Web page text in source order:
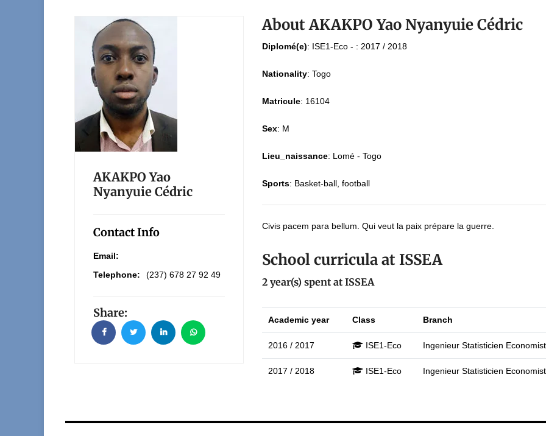
AKAKPO Yao
Nyanyuie Cédric
Contact Info
Email:
Telephone:
(237) 678 27 92 49
Share:
About AKAKPO Yao Nyanyuie Cédric
Diplomé(e): ISE1-Eco - : 2017 / 2018
Nationality:Togo
Matricule: 16104
Sex: M
Lieu_naissance: Lomé - Togo
Sports: Basket-ball, football
Civis pacem para bellum. Qui veut la paix prépare la guerre.
School curricula at ISSEA
2 year(s) spent at ISSEA
Academic year Class Branch
2016 / 2017 ISE1-Eco Ingenieur Statisticien
2017 / 2018 ISE1-Eco Ingenieur Statisticien